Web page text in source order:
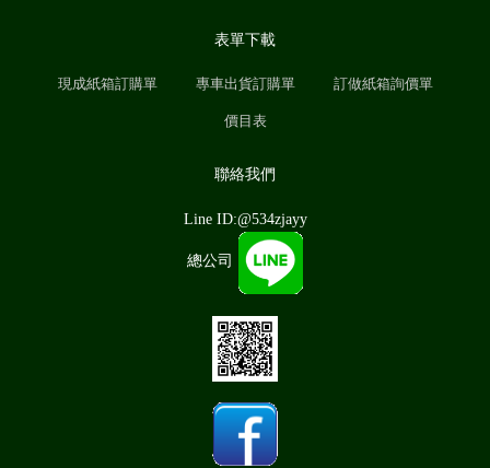
表單下載
現成紙箱訂購單 專車出貨訂購單 訂做紙箱詢價單
價目表
聯絡我們
Line ID:@534zjayy
總公司